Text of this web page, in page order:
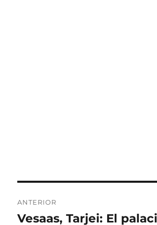
de
ANTERIOR
Entrada
Vesaas, Tarjei: El